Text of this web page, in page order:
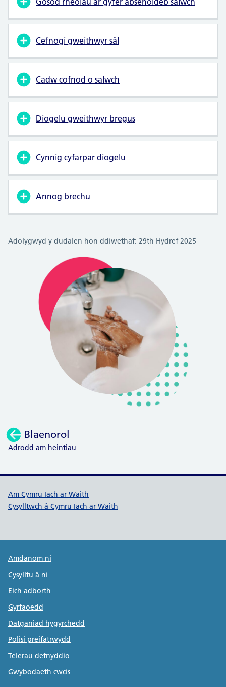
Cefnogi gweithwyr sâl
Cadw cofnod o salwch
Diogelu gweithwyr bregus
Cynnig cyfarpar diogelu
Annog brechu
Adolygwyd y dudalen hon ddiwethaf: 29th Hydref 2025
Blaenorol
:
Adrodd am heintiau
Dolenni cymorth Cymru Iach ar
Am Cymru Iach ar Waith
Cysylltwch â Cymru Iach ar Waith
Public Health Wales Support links
Amdanom ni
Cysylltu â ni
Eich adborth
Gyrfaoedd
Datganiad hygyrchedd
Polisi preifatrwydd
Telerau defnyddio
Gwybodaeth cwcis